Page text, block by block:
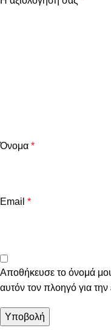
Όνομα *
Email *
Αποθήκευσε το όνομά
αυτόν τον πλοηγό για